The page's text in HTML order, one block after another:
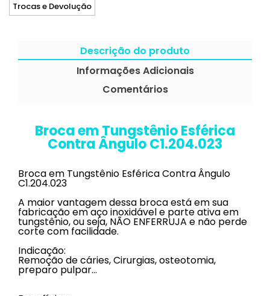
Trocas e Devolução
Descrição do produto
Informações Adicionais
Comentários
Broca em Tungstênio Esférica
Contra Ângulo C1.204.023
Broca em Tungstênio Esférica Contra Ângulo
C1.204.023
A maior vantagem dessa broca está em sua
fabricação em aço inoxidável e parte ativa em
tungstênio, ou seja, NÃO ENFERRUJA e não perde
corte com facilidade.
Indicação:
Remoção de cáries, Cirurgias, osteotomia,
preparo pulpar…